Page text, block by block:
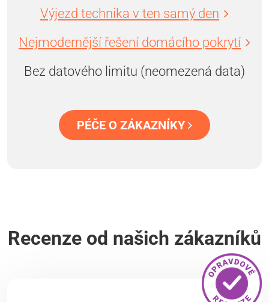
Výjezd technika v ten samý den
Nejmodernější řešení domácího pokrytí
Bez datového limitu (neomezená data)
PÉČE O ZÁKAZNÍKY
Recenze od našich zákazníků